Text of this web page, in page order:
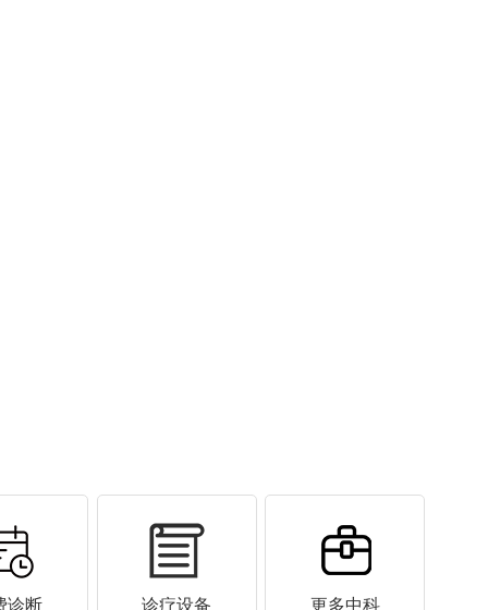
诊断 诊疗设备 更多中科